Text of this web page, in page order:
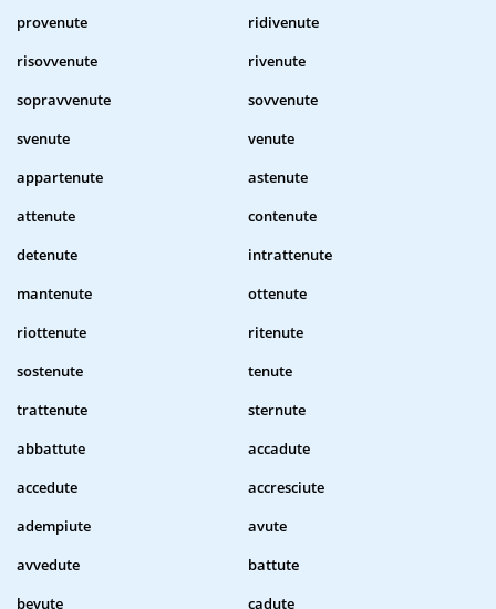
provenute
ridivenute
risovvenute
rivenute
sopravvenute
sovvenute
svenute
venute
appartenute
astenute
attenute
contenute
detenute
intrattenute
mantenute
ottenute
riottenute
ritenute
sostenute
tenute
trattenute
sternute
abbattute
accadute
accedute
accresciute
adempiute
avute
avvedute
battute
bevute
cadute